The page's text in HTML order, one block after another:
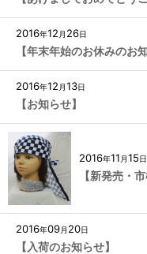
2016年12 月 26日
【年末年始のお休みのお
2016年12 月13日
【お知らせ】
2016年11 月15日
【新発売・市
2016年09月 20日
【入荷のお知らせ】